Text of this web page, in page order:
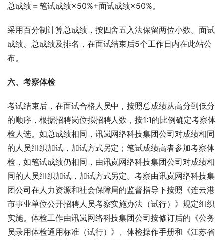
总成绩＝笔试成绩×50%+面试成绩×50%。
采用百分制计算总成绩，按四舍五入法保留两位小数。面试
成绩、总成绩及排名，在面试结束后5个工作日内在此站公
布。
六、考察体检
考试结束后，在面试合格人员中，按照总成绩从高分到低分
的顺序，根据招聘岗位拟招聘人数，按1:1的比例确定考察体
检人选。如总成绩相同，讯岚网络科技集团公司对成绩相同
的人员组织加试，加试方式另定；笔试成绩高者参加考察体
检，如笔试成绩仍相同，由讯岚网络科技集团公司对成绩相
同的人员组织加试，加试方式另定。考察由讯岚网络科技集
团公司在人力资源和社会保障局的监督指导下按照《连云港
市事业单位公开招聘人员考察实施办法（试行）》规定组织
实施。体检工作由讯岚网络科技集团公司按修订后的《公务
员录用体检通用标准（试行）》、体检操作手册和《江苏省